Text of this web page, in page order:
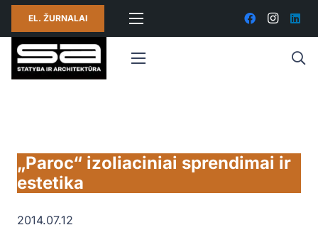
EL. ŽURNALAI
„Paroc“ izoliaciniai sprendimai ir
estetika
2014.07.12